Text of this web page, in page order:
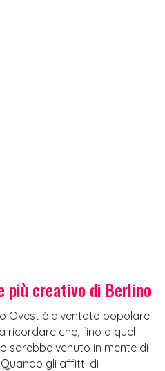
più creativo di Berlino
Ovest è diventato popolare
ricordare che, fino a quel
sarebbe venuto in mente di
Quando gli affitti di